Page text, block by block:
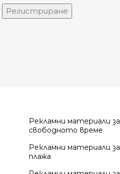
Регистриране
Рекламни материали за
свободното време
Рекламни материали за
плажа